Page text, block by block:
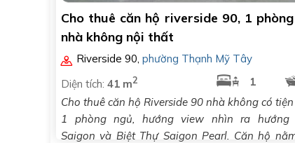
Cho thuê căn hộ riverside 90, 1
nhà không nội thất
Riverside 90, phường Thạnh Mỹ Tây
Diện tích: 41 m2 1
Cho thuê căn hộ Riverside 90 nhà không có
1 phòng ngủ, hướng view nhìn ra hướng
Saigon và Biệt Thự Saigon Pearl. Căn hộ